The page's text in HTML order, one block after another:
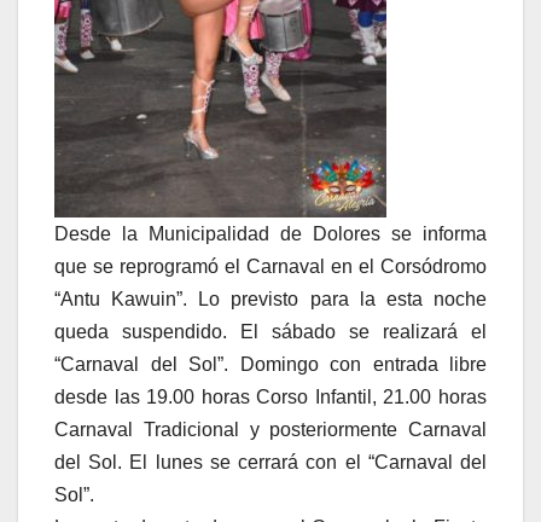
Desde la Municipalidad de Dolores se informa
que se reprogramó el Carnaval en el Corsódromo
“Antu Kawuin”. Lo previsto para la esta noche
queda suspendido. El sábado se realizará el
“Carnaval del Sol”. Domingo con entrada libre
desde las 19.00 horas Corso Infantil, 21.00 horas
Carnaval Tradicional y posteriormente Carnaval
del Sol. El lunes se cerrará con el “Carnaval del
Sol”.